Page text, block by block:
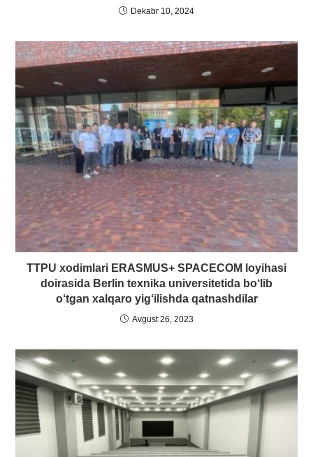
Dekabr 10, 2024
TTPU xodimlari ERASMUS+ SPACECOM loyihasi
doirasida Berlin texnika universitetida bo‘lib
o‘tgan xalqaro yig‘ilishda qatnashdilar
Avgust 26, 2023